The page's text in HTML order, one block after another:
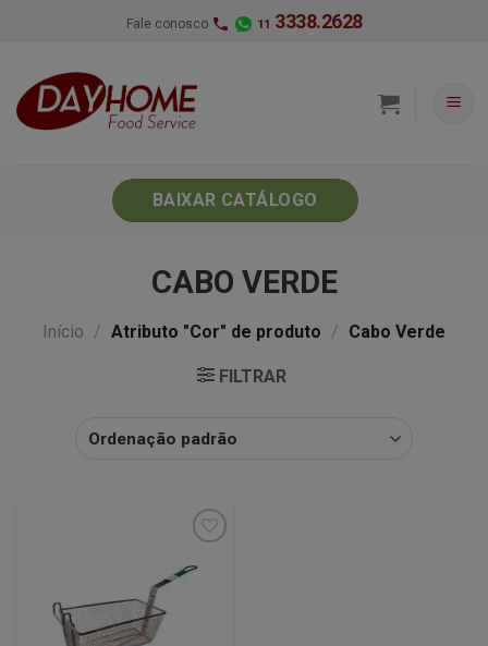
Fale conosco 11 3338.2628
BAIXAR CATÁLOGO
CABO VERDE
Início / Atributo "Cor" de produto / Cabo Verde
FILTRAR
lista de
desejos